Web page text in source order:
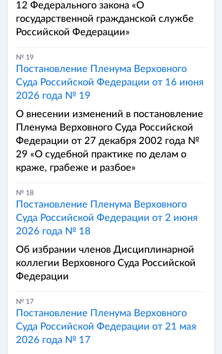
12 Федерального закона «О
государственной гражданской службе
Российской Федерации»
№ 19
Постановление Пленума Верховного
Суда Российской Федерации от 16 июня
2026 года № 19
О внесении изменений в постановление
Пленума Верховного Суда Российской
Федерации от 27 декабря 2002 года №
29 «О судебной практике по делам о
краже, грабеже и разбое»
№ 18
Постановление Пленума Верховного
Суда Российской Федерации от 2 июня
2026 года № 18
Об избрании членов Дисциплинарной
коллегии Верховного Суда Российской
Федерации
№ 17
Постановление Пленума Верховного
Суда Российской Федерации от 21 мая
2026 года № 17